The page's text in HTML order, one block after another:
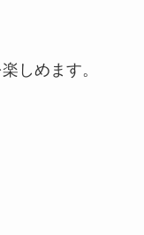
しめます。